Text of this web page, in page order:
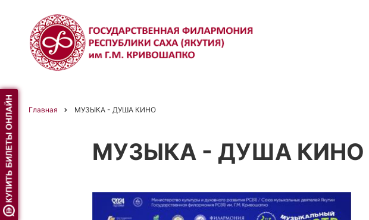
основному
содержанию
навигации
Главная МУЗЫКА - ДУША КИНО
МУЗЫКА - ДУША КИНО